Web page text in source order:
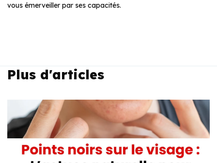
vous émerveiller par ses capacités.
Plus d'articles